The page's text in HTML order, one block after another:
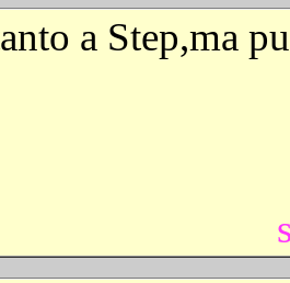
a Step,ma